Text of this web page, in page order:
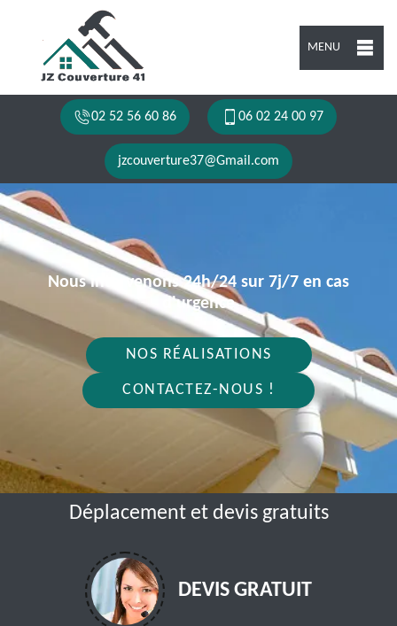
MENU
02 52 56 60 86 06 02 24 00 97
jzcouverture37@Gmail.com
Nous intervenons 24h/24 sur 7j/7 en cas
d'urgence
NOS RÉALISATIONS
CONTACTEZ-NOUS !
Déplacement et devis gratuits
DEVIS GRATUIT